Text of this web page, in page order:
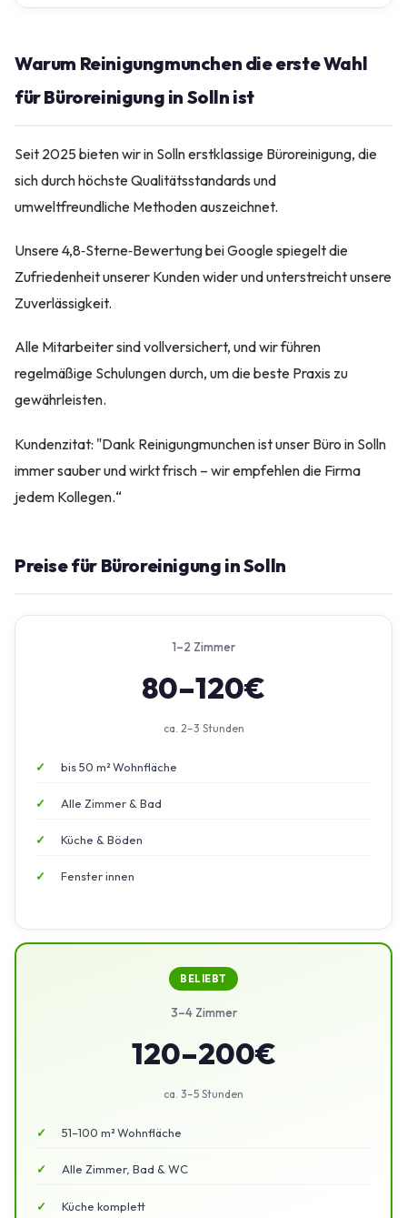
Warum Reinigungmunchen die erste Wahl
für Büroreinigung in Solln ist
Seit 2025 bieten wir in Solln erstklassige Büroreinigung, die
sich durch höchste Qualitätsstandards und
umweltfreundliche Methoden auszeichnet.
Unsere 4,8‑Sterne‑Bewertung bei Google spiegelt die
Zufriedenheit unserer Kunden wider und unterstreicht unsere
Zuverlässigkeit.
Alle Mitarbeiter sind vollversichert, und wir führen
regelmäßige Schulungen durch, um die beste Praxis zu
gewährleisten.
Kundenzitat: "Dank Reinigungmunchen ist unser Büro in Solln
immer sauber und wirkt frisch – wir empfehlen die Firma
jedem Kollegen.“
Preise für Büroreinigung in Solln
1–2 Zimmer
80–120€
ca. 2–3 Stunden
bis 50 m² Wohnfläche
Alle Zimmer & Bad
Küche & Böden
Fenster innen
BELIEBT
3–4 Zimmer
120–200€
ca. 3–5 Stunden
51–100 m² Wohnfläche
Alle Zimmer, Bad & WC
Küche komplett